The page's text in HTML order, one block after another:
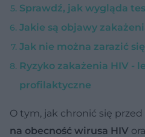
Sprawdź, jak wygląda
Jakie są objawy
Jak nie można zarazić
Ryzyko zakażenia HIV -
profilaktyczne
O tym, jak chronić się przed
na obecność wirusa HIV